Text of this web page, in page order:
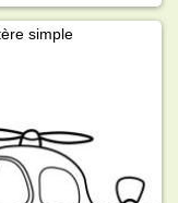
simple